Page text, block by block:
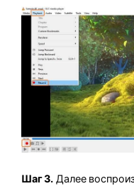
Шаг 3. Далее